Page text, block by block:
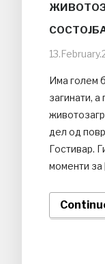
Има голем
загинати,
дел од
Гостивар.
моменти за